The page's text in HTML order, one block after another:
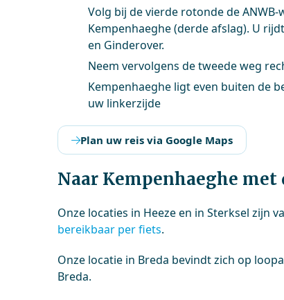
Volg bij de vierde rotonde de
Kempenhaeghe (derde afslag). U
en Ginderover.
Neem vervolgens de tweede weg
Kempenhaeghe ligt even buiten de
uw linkerzijde
Plan uw reis via Google Maps
Naar Kempenhaeghe met
Onze locaties in Heeze en in Sterksel zijn
bereikbaar per fiets.
Onze locatie in Breda bevindt zich op
Breda.